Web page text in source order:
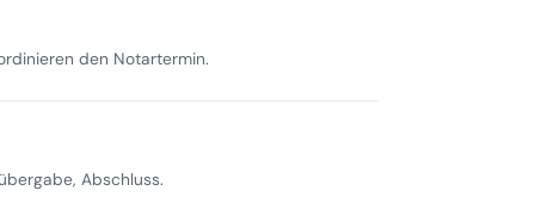
den Notartermin.
Abschluss.